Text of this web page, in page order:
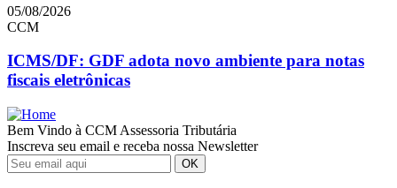
05/08/2026
CCM
ICMS/DF: GDF adota novo ambiente para notas
fiscais eletrônicas
Bem Vindo à CCM Assessoria Tributária
Inscreva seu email e receba nossa Newsletter